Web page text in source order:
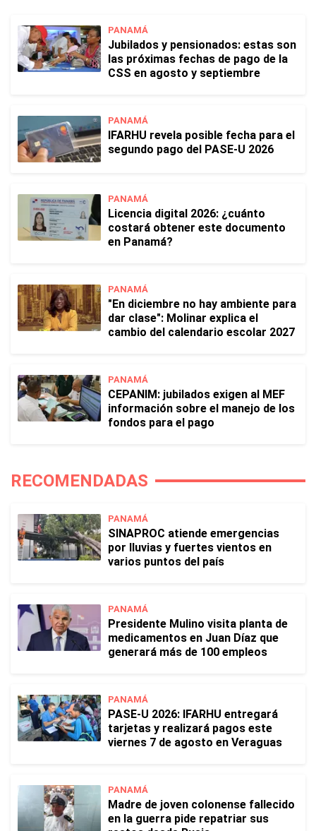
PANAMÁ
Jubilados y pensionados: estas son
las próximas fechas de pago de la
CSS en agosto y septiembre
PANAMÁ
IFARHU revela posible fecha para el
segundo pago del PASE-U 2026
PANAMÁ
Licencia digital 2026: ¿cuánto
costará obtener este documento
en Panamá?
PANAMÁ
"En diciembre no hay ambiente para
dar clase": Molinar explica el
cambio del calendario escolar 2027
PANAMÁ
CEPANIM: jubilados exigen al MEF
información sobre el manejo de los
fondos para el pago
RECOMENDADAS
PANAMÁ
SINAPROC atiende emergencias
por lluvias y fuertes vientos en
varios puntos del país
PANAMÁ
Presidente Mulino visita planta de
medicamentos en Juan Díaz que
generará más de 100 empleos
PANAMÁ
PASE-U 2026: IFARHU entregará
tarjetas y realizará pagos este
viernes 7 de agosto en Veraguas
PANAMÁ
Madre de joven colonense fallecido
en la guerra pide repatriar sus